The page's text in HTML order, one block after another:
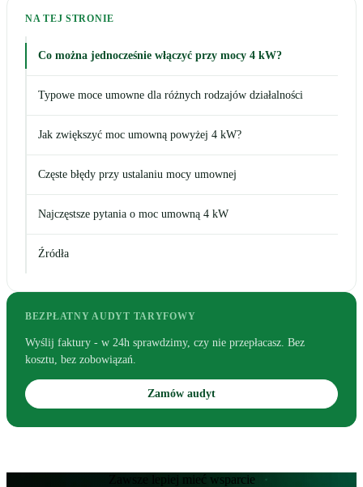
NA TEJ STRONIE
Co można jednocześnie włączyć przy mocy 4 kW?
Typowe moce umowne dla różnych rodzajów działalności
Jak zwiększyć moc umowną powyżej 4 kW?
Częste błędy przy ustalaniu mocy umownej
Najczęstsze pytania o moc umowną 4 kW
Źródła
BEZPŁATNY AUDYT TARYFOWY
Wyślij faktury - w 24h sprawdzimy, czy nie przepłacasz. Bez
kosztu, bez zobowiązań.
Zamów audyt
Zawsze lepiej mieć wsparcie